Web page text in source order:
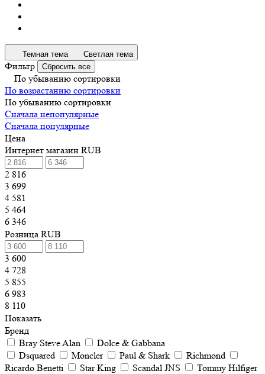
Темная тема Светлая тема
Фильтр Сбросить все
По убыванию сортировки
По возрастанию сортировки
По убыванию сортировки
Сначала непопулярные
Сначала популярные
Цена
Интернет магазин RUB
2 816
3 699
4 581
5 464
6 346
Розница RUB
3 600
4 728
5 855
6 983
8 110
Показать
Бренд
Bray Steve Alan
Dolce & Gabbana
Dsquared
Moncler Paul & Shark
Richmond
Ricardo Benetti
Star King Scandal JNS
Tommy Hilfiger